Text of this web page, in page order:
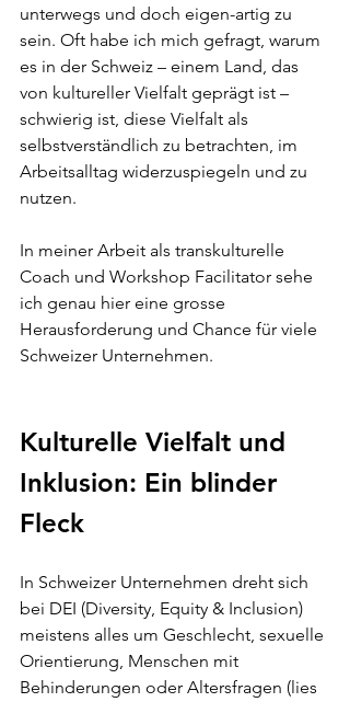
unterwegs und doch eigen-artig zu
sein. Oft habe ich mich gefragt, warum
es in der Schweiz – einem Land, das
von kultureller Vielfalt geprägt ist –
schwierig ist, diese Vielfalt als
selbstverständlich zu betrachten, im
Arbeitsalltag widerzuspiegeln und zu
nutzen.
In meiner Arbeit als transkulturelle
Coach und Workshop Facilitator sehe
ich genau hier eine grosse
Herausforderung und Chance für viele
Schweizer Unternehmen.
Kulturelle Vielfalt und
Inklusion: Ein blinder
Fleck
In Schweizer Unternehmen dreht sich
bei DEI (Diversity, Equity & Inclusion)
meistens alles um Geschlecht, sexuelle
Orientierung, Menschen mit
Behinderungen oder Altersfragen (lies